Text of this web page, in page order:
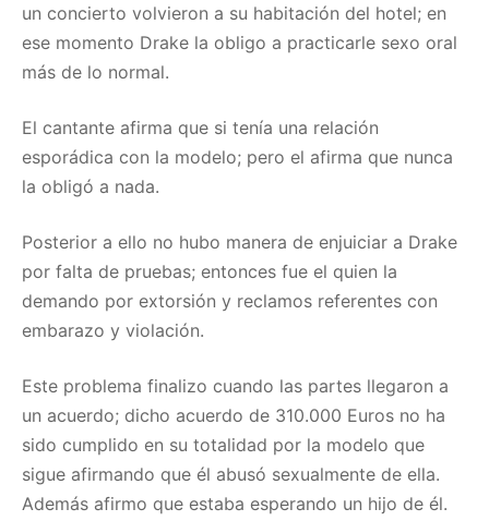
un concierto volvieron a su habitación del hotel; en
ese momento Drake la obligo a practicarle sexo oral
más de lo normal.
El cantante afirma que si tenía una relación
esporádica con la modelo; pero el afirma que nunca
la obligó a nada.
Posterior a ello no hubo manera de enjuiciar a Drake
por falta de pruebas; entonces fue el quien la
demando por extorsión y reclamos referentes con
embarazo y violación.
Este problema finalizo cuando las partes llegaron a
un acuerdo; dicho acuerdo de 310.000 Euros no ha
sido cumplido en su totalidad por la modelo que
sigue afirmando que él abusó sexualmente de ella.
Además afirmo que estaba esperando un hijo de él.